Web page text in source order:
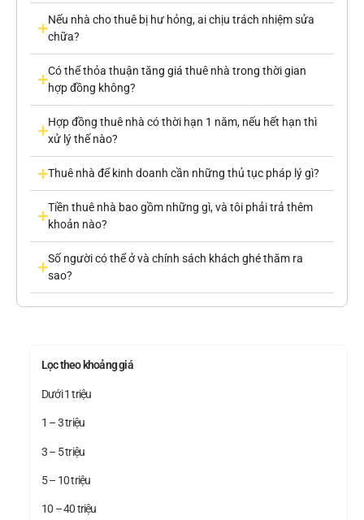
Nếu nhà cho thuê bị hư hỏng, ai chịu trách nhiệm sửa
chữa?
Có thể thỏa thuận tăng giá thuê nhà trong thời gian
hợp đồng không?
Hợp đồng thuê nhà có thời hạn 1 năm, nếu hết hạn thì
xử lý thế nào?
Thuê nhà để kinh doanh cần những thủ tục pháp lý gì?
Tiền thuê nhà bao gồm những gì, và tôi phải trả thêm
khoản nào?
Số người có thể ở và chính sách khách ghé thăm ra
sao?
Lọc theo khoảng giá
Dưới 1 triệu
1 – 3 triệu
3 – 5 triệu
5 – 10 triệu
10 – 40 triệu